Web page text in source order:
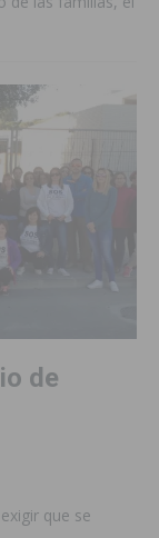
de
que se